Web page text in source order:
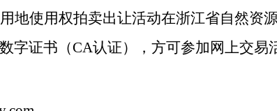
地使用权拍卖出让活动在浙江省自然资
字证书（CA认证），方可参加网上交易